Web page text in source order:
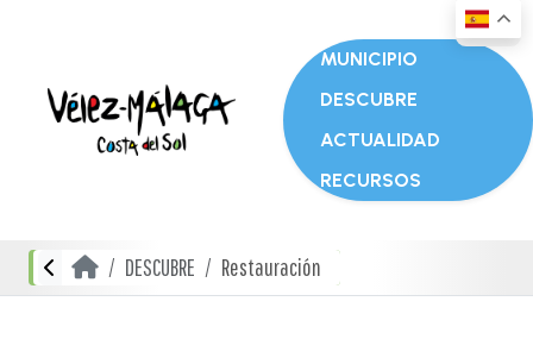
MUNICIPIO
DESCUBRE
ACTUALIDAD
RECURSOS
DESCUBRE Restauración